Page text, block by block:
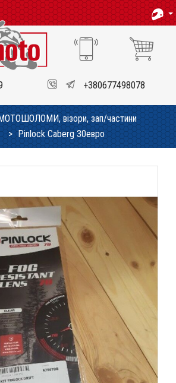
+380677498078
візори, зап/частини
Pinlock Caberg 30евро